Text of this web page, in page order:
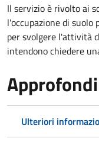
Il servizio è rivolto ai
l'occupazione di
per svolgere l'attività
intendono chiedere
Ulteriori